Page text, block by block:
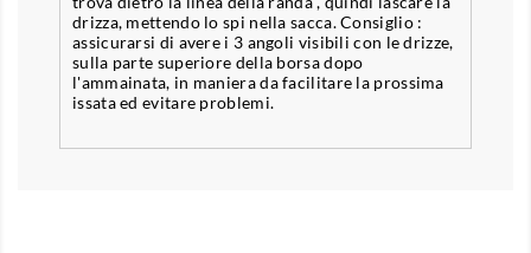
drizza, mettendo lo spi nella sacca. Consiglio :
assicurarsi di avere i 3 angoli visibili con le drizze,
sulla parte superiore della borsa dopo
l'ammainata, in maniera da facilitare la prossima
issata ed evitare problemi.